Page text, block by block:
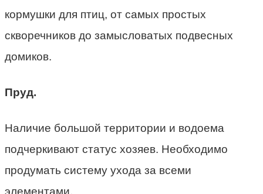
кормушки для птиц, от самых простых
скворечников до замысловатых подвесных
домиков.
Пруд.
Наличие большой территории и водоема
подчеркивают статус хозяев. Необходимо
продумать систему ухода за всеми
элементами.